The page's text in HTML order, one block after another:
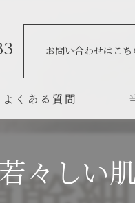
お問い合わせはこち
よくある質問
々しい